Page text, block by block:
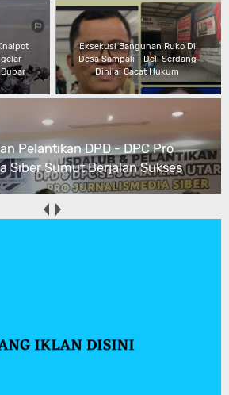
Eksekusi Bangunan Ruko Di
Desa Sampali - Deli Serdang
Dinilai Cacat Hukum
Pelantikan DPD - DPC Pro
Siber Sumut Berjalan Sukses